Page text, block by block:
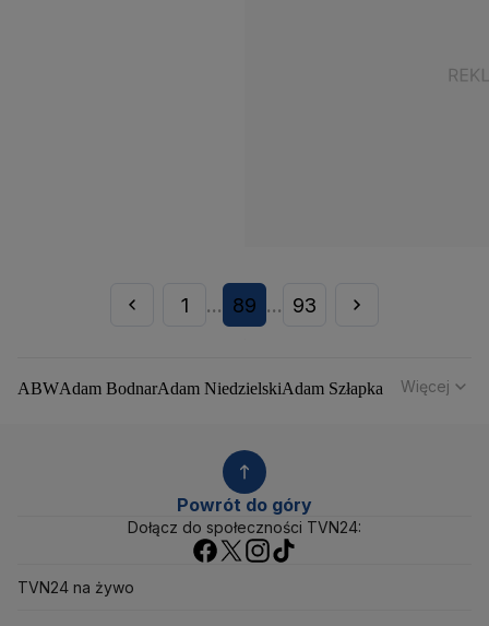
1 ... 89 ... 93
ABWAdam BodnarAdam NiedzielskiAdam Szłapka
Aleksander Kwaśniewski
Alert RCB
Ambasada USA w Polsce
Andrzej Duda Białoruś
Biuro Bezpieczeństwa Narodowego
BrukselaCBŚPCBA
Więcej
Powrót do góry
Dołącz do społeczności TVN24:
TVN24 na żywo